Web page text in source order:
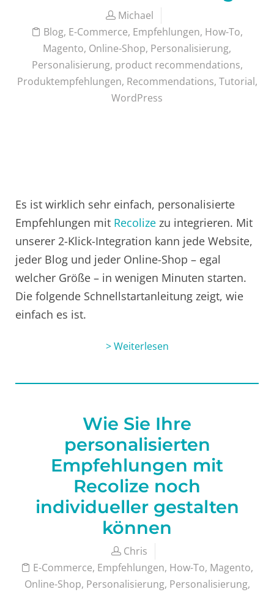
Michael
Blog, E-Commerce, Empfehlungen, How-To,
Magento, Online-Shop, Personalisierung,
Personalisierung, product recommendations,
Produktempfehlungen, Recommendations, Tutorial,
WordPress
Es ist wirklich sehr einfach, personalisierte
Empfehlungen mit Recolize zu integrieren. Mit
unserer 2-Klick-Integration kann jede Website,
jeder Blog und jeder Online-Shop – egal
welcher Größe – in wenigen Minuten starten.
Die folgende Schnellstartanleitung zeigt, wie
einfach es ist.
> Weiterlesen
Wie Sie Ihre
personalisierten
Empfehlungen mit
Recolize noch
individueller gestalten
können
Chris
E-Commerce, Empfehlungen, How-To, Magento,
Online-Shop, Personalisierung, Personalisierung,